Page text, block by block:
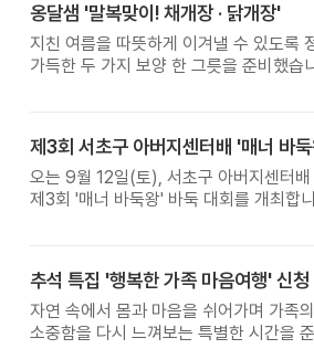
옹달샘 '말복맞이! 채개장 · 닭개장'
지친 여름을 따뜻하게 이겨낼 수 있도록
가득한 두 가지 보양 한 그릇을 준비했습
오는 9월 12일(토), 서초구 아버지센터배
제3회 '매너 바둑왕' 바둑 대회를 개최합
추석 특집 '행복한 가족 마음여행' 신청
자연 속에서 몸과 마음을 쉬어가며 가족의
소중함을 다시 느껴보는 특별한 시간을